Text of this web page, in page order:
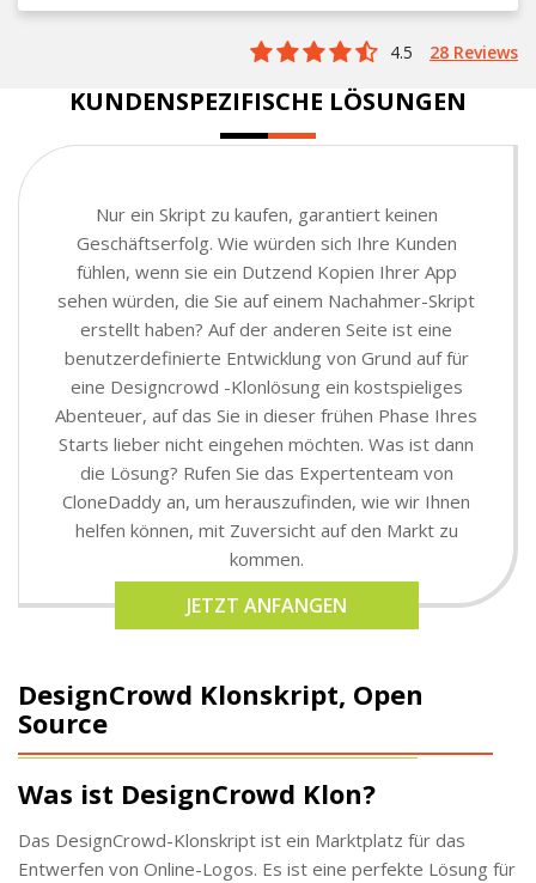
4.5 28 Reviews
KUNDENSPEZIFISCHE LÖSUNGEN
Nur ein Skript zu kaufen, garantiert keinen
Geschäftserfolg. Wie würden sich Ihre Kunden
fühlen, wenn sie ein Dutzend Kopien Ihrer App
sehen würden, die Sie auf einem Nachahmer-Skript
erstellt haben? Auf der anderen Seite ist eine
benutzerdefinierte Entwicklung von Grund auf für
eine Designcrowd -Klonlösung ein kostspieliges
Abenteuer, auf das Sie in dieser frühen Phase Ihres
Starts lieber nicht eingehen möchten. Was ist dann
die Lösung? Rufen Sie das Expertenteam von
CloneDaddy an, um herauszufinden, wie wir Ihnen
helfen können, mit Zuversicht auf den Markt zu
kommen.
JETZT ANFANGEN
DesignCrowd Klonskript, Open
Source
Was ist DesignCrowd Klon?
Das DesignCrowd-Klonskript ist ein Marktplatz für das
Entwerfen von Online-Logos. Es ist eine perfekte Lösung für